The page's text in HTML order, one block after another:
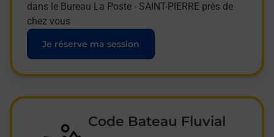
dans le Bureau La Poste - SAINT-PIERRE près de
chez vous
Je réserve ma session
Code Bateau Fluvial